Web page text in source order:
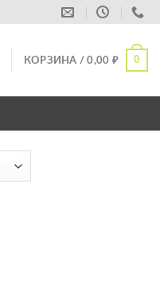
КОРЗИНА /0,00 ₽ 0